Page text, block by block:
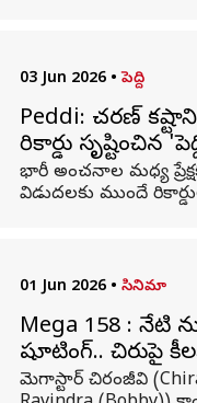
03 Jun 2026 • పెద్ది
Peddi: చరణ్
రికార్డు సృష్టించిన
భారీ అంచనాల మధ్య
విడుదలకు ముందే
01 Jun 2026 • సినిమా
Mega 158 : నేటి
షూటింగ్.. చిరుపై
మెగాస్టార్ చిరంజీవి